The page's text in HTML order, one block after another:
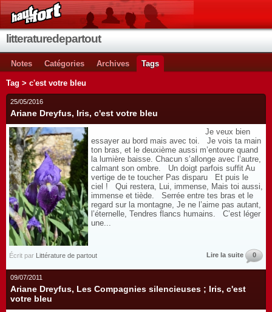
litteraturedepartout
Notes Catégories Archives Tags
Tag > c'est votre bleu
25/05/2016
Ariane Dreyfus, Iris, c'est votre bleu
Je veux bien
essayer au bord mais avec toi. Je vois ta main
ton bras, et le deuxième aussi m’entoure quand
la lumière baisse. Chacun s’allonge avec l’autre,
calmant son ombre. Un doigt parfois suffit Au
vertige de te toucher Pas disparu Et puis le
ciel ! Qui restera, Lui, immense, Mais toi aussi,
immense et tiède. Serrée entre tes bras et le
regard sur la montagne, Je ne l’aime pas autant,
l’éternelle, Tendres flancs humains. C’est léger
une...
Écrit par Littérature de partout Lire la suite 0
09/07/2011
Ariane Dreyfus, Les Compagnies silencieuses ; Iris, c'est
votre bleu